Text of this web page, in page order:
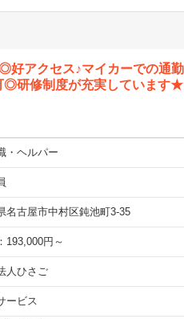
好アクセス♪マイカーでの通
◎研修制度が充実しています★
・ヘルパー
名古屋市中村区鈍池町3-35
193,000円～
人ひさご
ービス